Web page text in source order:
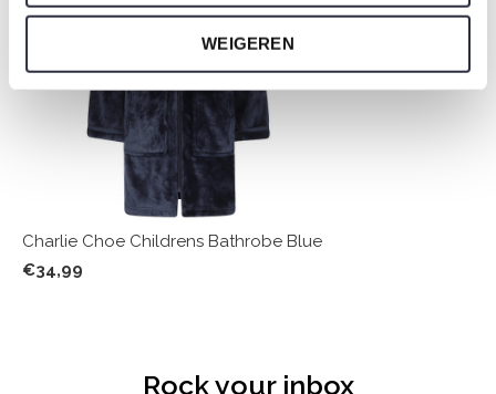
WEIGEREN
Charlie Choe Childrens Bathrobe Blue
€34,99
Rock your inbox